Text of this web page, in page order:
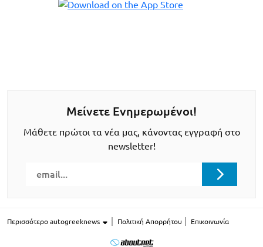
Μείνετε Ενημερωμένοι!
Μάθετε πρώτοι τα νέα μας, κάνοντας εγγραφή στο
newsletter!
Περισσότερο autogreeknews Πολιτική Απορρήτου Επικοινωνία